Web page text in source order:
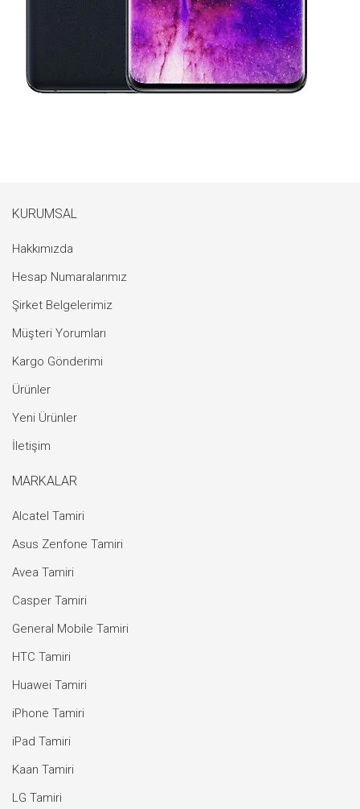
KURUMSAL
Hakkımızda
Hesap Numaralarımız
Şirket Belgelerimiz
Müşteri Yorumları
Kargo Gönderimi
Ürünler
Yeni Ürünler
İletişim
MARKALAR
Alcatel Tamiri
Asus Zenfone Tamiri
Avea Tamiri
Casper Tamiri
General Mobile Tamiri
HTC Tamiri
Huawei Tamiri
iPhone Tamiri
iPad Tamiri
Kaan Tamiri
LG Tamiri